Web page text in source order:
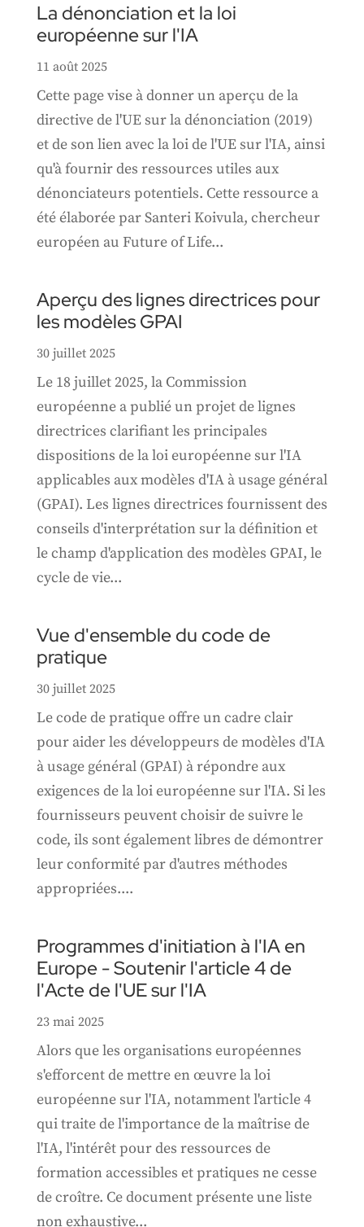
La dénonciation et la loi
européenne sur l'IA
11 août 2025
Cette page vise à donner un aperçu de la
directive de l'UE sur la dénonciation (2019)
et de son lien avec la loi de l'UE sur l'IA, ainsi
qu'à fournir des ressources utiles aux
dénonciateurs potentiels. Cette ressource a
été élaborée par Santeri Koivula, chercheur
européen au Future of Life...
Aperçu des lignes directrices pour
les modèles GPAI
30 juillet 2025
Le 18 juillet 2025, la Commission
européenne a publié un projet de lignes
directrices clarifiant les principales
dispositions de la loi européenne sur l'IA
applicables aux modèles d'IA à usage général
(GPAI). Les lignes directrices fournissent des
conseils d'interprétation sur la définition et
le champ d'application des modèles GPAI, le
cycle de vie...
Vue d'ensemble du code de
pratique
30 juillet 2025
Le code de pratique offre un cadre clair
pour aider les développeurs de modèles d'IA
à usage général (GPAI) à répondre aux
exigences de la loi européenne sur l'IA. Si les
fournisseurs peuvent choisir de suivre le
code, ils sont également libres de démontrer
leur conformité par d'autres méthodes
appropriées....
Programmes d'initiation à l'IA en
Europe - Soutenir l'article 4 de
l'Acte de l'UE sur l'IA
23 mai 2025
Alors que les organisations européennes
s'efforcent de mettre en œuvre la loi
européenne sur l'IA, notamment l'article 4
qui traite de l'importance de la maîtrise de
l'IA, l'intérêt pour des ressources de
formation accessibles et pratiques ne cesse
de croître. Ce document présente une liste
non exhaustive...